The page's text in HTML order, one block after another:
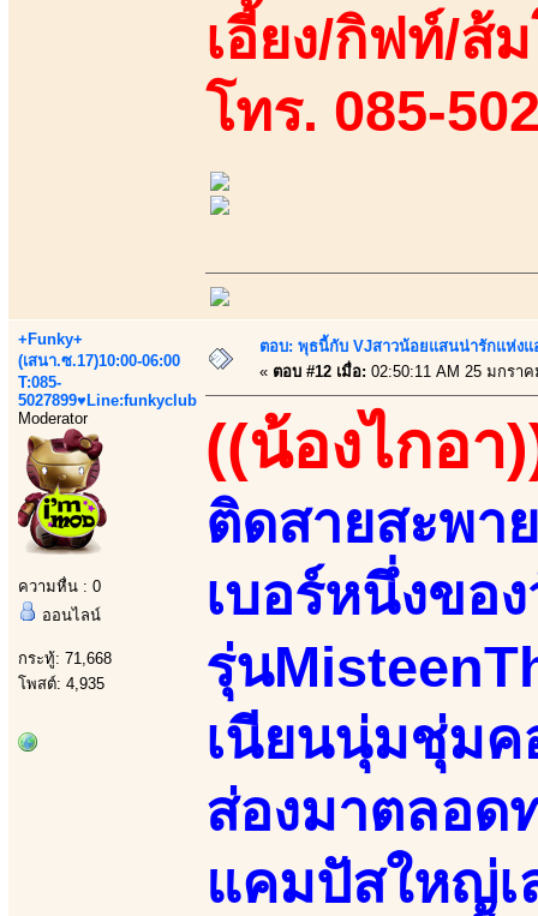
เอี้ยง/กิฟท์/ส้
โทร. 085-
+Funky+
(เสนา.ซ.17)10:00-06:00
T:085-
5027899♥Line:funkyclub
Moderator
ความหื่น : 0
ออนไลน์
กระทู้: 71,668
โพสต์: 4,935
ตอบ: พุธนี้กับ VJสาวน้อยแสนน่ารักแห่งแ
« ตอบ #12 เมื่อ: 02:50:11 AM 25 มกรา
((น้องไกอา
ติดสายสะพา
เบอร์หนึ่งขอ
รุ่น
เนียนนุ่มชุ่มค
ส่องมาตลอด
แคมปัสใหญ่เ